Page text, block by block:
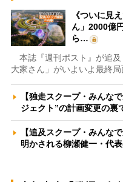
《ついに見
ん」2000億
ら…
本誌『週刊ポスト』が追及
大家さん」がいよいよ最終
【独走スクープ・みんな
ジェクト”の計画変更の裏
【追及スクープ・みんな
明かされる柳瀬健一・代